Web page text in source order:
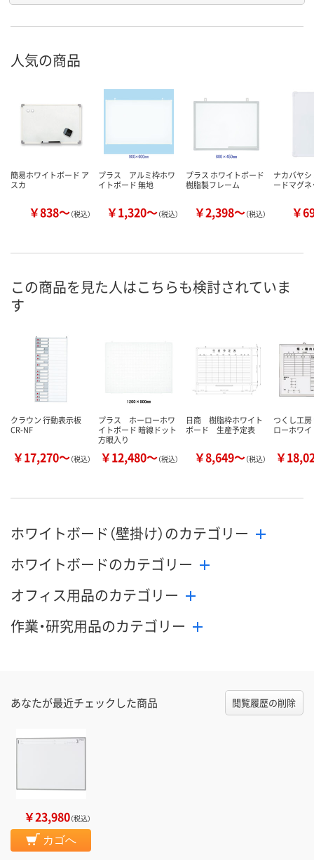
人気の商品
簡易ホワイトボード ア
スカ
￥838～（税込）
プラス アルミ枠ホワ
イトボード 無地
￥1,320～（税込）
プラス ホワイトボード
樹脂製フレーム
￥2,398～（税込）
ナカバヤ
ードマグ
￥
この商品を見た人はこちらも検討されていま
す
クラウン 行動表示板
CR-NF
￥17,270～（税込）
プラス ホーローホワ
イトボード 暗線ドット
方眼入り
￥12,480～（税込）
日商 樹脂枠ホワイト
ボード 生産予定表
￥8,649～（税込）
つくし工
ローホワ
￥
ホワイトボード（壁掛け）のカテゴリー
ホワイトボードのカテゴリー
オフィス用品のカテゴリー
作業・研究用品のカテゴリー
あなたが最近チェックした商品 閲覧履歴の削除
￥23,980（税込）
カゴへ